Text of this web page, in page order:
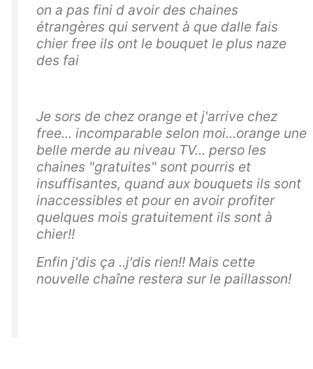
on a pas fini d avoir des chaines
étrangères qui servent à que dalle fais
chier free ils ont le bouquet le plus naze
des fai
Je sors de chez orange et j'arrive chez
free... incomparable selon moi...orange une
belle merde au niveau TV... perso les
chaines "gratuites" sont pourris et
insuffisantes, quand aux bouquets ils sont
inaccessibles et pour en avoir profiter
quelques mois gratuitement ils sont à
chier!!
Enfin j'dis ça ..j'dis rien!! Mais cette
nouvelle chaîne restera sur le paillasson!